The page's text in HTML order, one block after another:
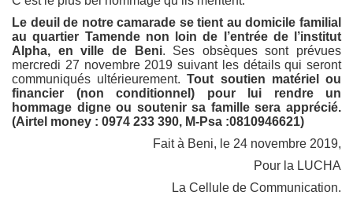
Le deuil de notre camarade se tient au domicile familial
au quartier Tamende non loin de l’entrée de l’institut
Alpha, en ville de Beni. Ses obsèques sont prévues
mercredi 27 novembre 2019 suivant les détails qui seront
communiqués ultérieurement.Tout soutien matériel ou
financier (non conditionnel) pour lui rendre un
hommage digne ou soutenir sa famille sera apprécié.
(Airtel money : 0974 233 390, M-Psa :0810946621)
Fait à Beni, le 24 novembre 2019,
Pour la LUCHA
La Cellule de Communication.